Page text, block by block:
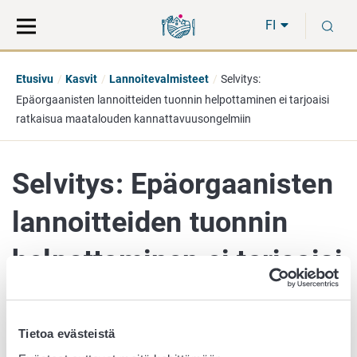
Tietoa evästeistä
suoraan
sisältöön
koko
sivuston
FI
Etusivu Kasvit Lannoitevalmisteet
Selvitys:
Epäorgaanisten lannoitteiden tuonnin helpottaminen ei tarjoaisi
ratkaisua maatalouden kannattavuusongelmiin
Selvitys: Epäorgaanisten
lannoitteiden tuonnin
helpottaminen ei tarjoaisi
ratkaisua maatalouden
kannattavuusongelmiin